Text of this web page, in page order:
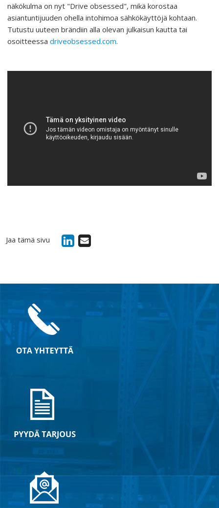
näkökulma on nyt "Drive obsessed", mikä korostaa
asiantuntijuuden ohella intohimoa sähkökäyttöjä kohtaan.
Tutustu uuteen brändiin alla olevan julkaisun kautta tai
osoitteessa driveobsessed.com.
Jaa tämä sivu